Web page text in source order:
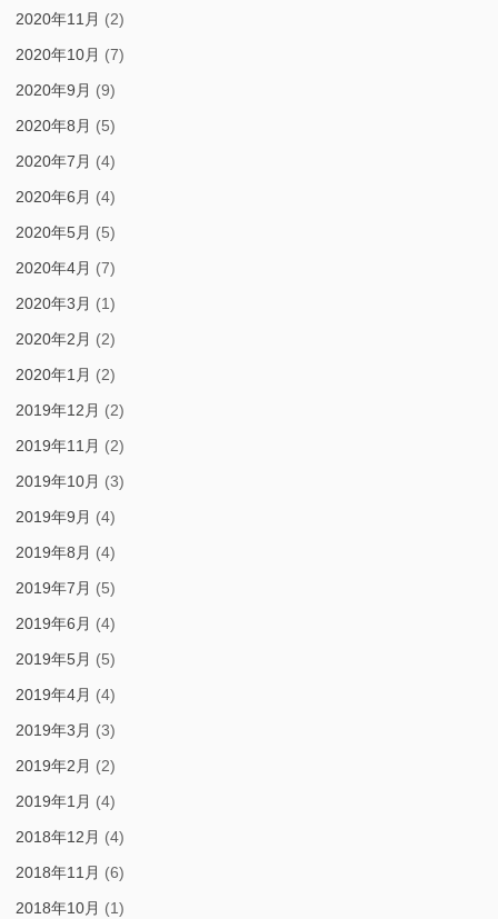
2020年11月 (2)
2020年10月 (7)
2020年9月 (9)
2020年8月 (5)
2020年7月 (4)
2020年6月 (4)
2020年5月 (5)
2020年4月 (7)
2020年3月 (1)
2020年2月 (2)
2020年1月 (2)
2019年12月 (2)
2019年11月 (2)
2019年10月 (3)
2019年9月 (4)
2019年8月 (4)
2019年7月 (5)
2019年6月 (4)
2019年5月 (5)
2019年4月 (4)
2019年3月 (3)
2019年2月 (2)
2019年1月 (4)
2018年12月 (4)
2018年11月 (6)
2018年10月 (1)